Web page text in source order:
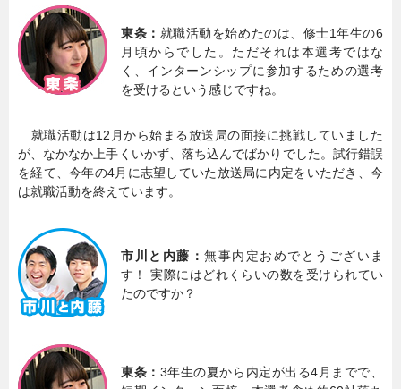
東条： 就職活動を始めたのは、修士1年生の6
月頃からでした。ただそれは本選考ではな
く、インターンシップに参加するための選考
を受けるという感じですね。
就職活動は12月から始まる放送局の面接に挑戦していました
が、なかなか上手くいかず、落ち込んでばかりでした。試行錯誤
を経て、今年の4月に志望していた放送局に内定をいただき、今
は就職活動を終えています。
市川と内藤： 無事内定おめでとうございま
す！ 実際にはどれくらいの数を受けられてい
たのですか？
東条： 3年生の夏から内定が出る4月までで、